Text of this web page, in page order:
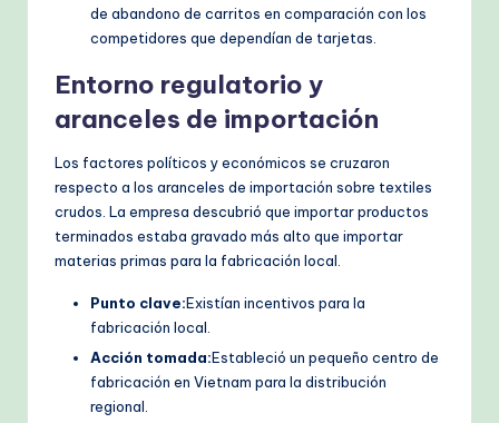
de abandono de carritos en comparación con los
competidores que dependían de tarjetas.
Entorno regulatorio y
aranceles de importación
Los factores políticos y económicos se cruzaron
respecto a los aranceles de importación sobre textiles
crudos. La empresa descubrió que importar productos
terminados estaba gravado más alto que importar
materias primas para la fabricación local.
Punto clave:Existían incentivos para la
fabricación local.
Acción tomada:Estableció un pequeño centro de
fabricación en Vietnam para la distribución
regional.